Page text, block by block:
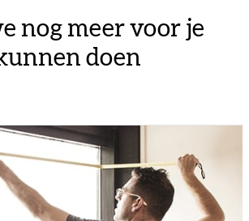
nog meer voor je
doen